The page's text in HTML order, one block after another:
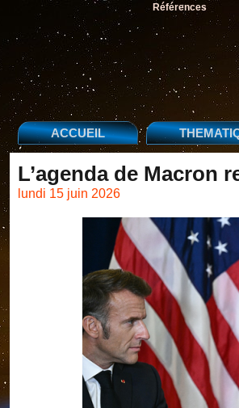
Références
ACCUEIL
L’agenda de Macron
lundi 15 juin 2026